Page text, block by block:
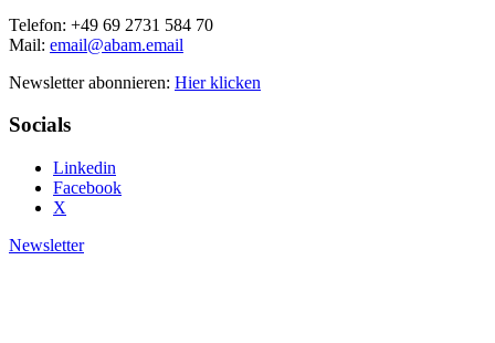
Telefon: +49 69 2731 584 70
Mail: email@abam.email
Newsletter abonnieren: Hier klicken
Socials
Linkedin
Facebook
X
Newsletter